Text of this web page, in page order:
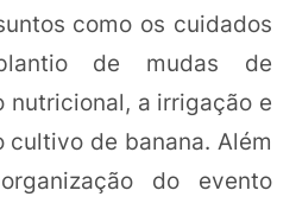
como os cuidados
de mudas de
nutricional, a irrigação e
cultivo de banana. Além
do evento